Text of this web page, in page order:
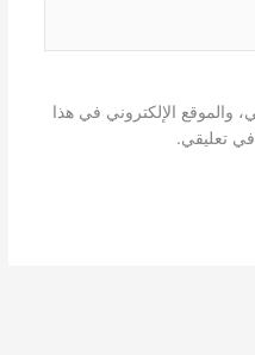
والموقع الإلكتروني في هذا
في تعليقي.